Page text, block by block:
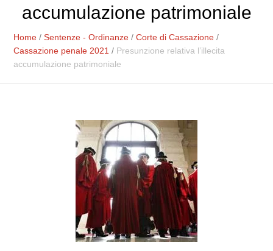
accumulazione patrimoniale
Home /Sentenze - Ordinanze /Corte di Cassazione /
Cassazione penale 2021 / Presunzione relativa l’illecita
accumulazione patrimoniale